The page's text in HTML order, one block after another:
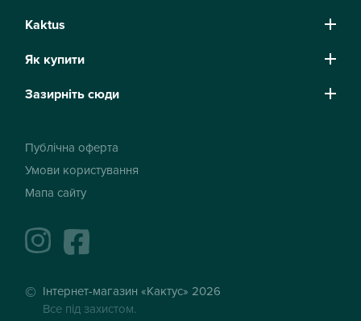
Kaktus
Як купити
Зазирніть сюди
Публічна оферта
Умови користування
Мапа сайту
instagramfacebook
Інтернет-магазин «Кактус» 2026
Все під захистом.